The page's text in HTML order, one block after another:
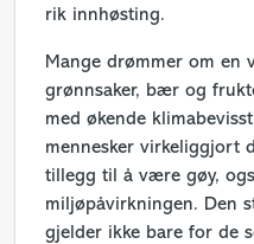
rik innhøsting.
Mange drømmer om en
grønnsaker, bær og
med økende
mennesker virkeliggjort
tillegg til å være gøy,
miljøpåvirkningen. Den
gjelder ikke bare for de